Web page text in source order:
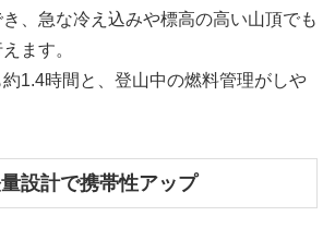
、急な冷え込みや標高の高い山頂でも
ます。
1.4時間と、登山中の燃料管理がしや
設計で携帯性アップ